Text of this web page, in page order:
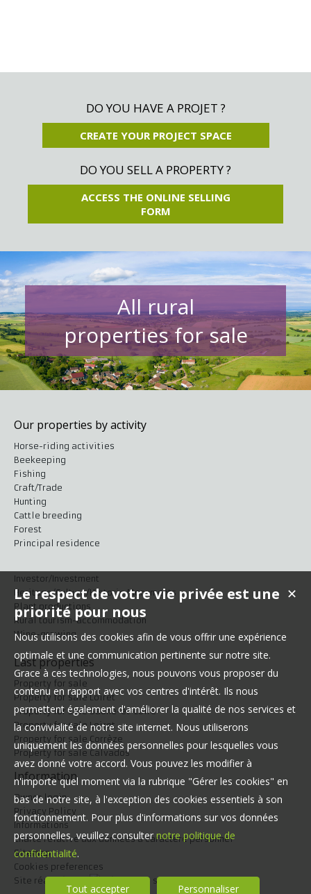
DO YOU HAVE A PROJET ?
CREATE YOUR PROJECT SPACE
DO YOU SELL A PROPERTY ?
ACCESS THE ONLINE SELLING
FORM
All rural
properties for sale
Our properties by activity
Horse-riding activities
Beekeeping
Fishing
Craft/Trade
Hunting
Cattle breeding
Forest
Principal residence
Investor/Investment
Heritage/Culture/Historic Monuments
Plant productions
Rural tourism-accommodation
Wine-growing
Last properties
Property for sale
Property for sale Loiret
Property for sale Saône-et-Loire
Property for sale Loiret
Property for sale Corrèze
Property for sale Calvados
Information
Owner login
Privacy Policy
Informations
Charte relative aux données à caractère personnel
Sitemap
Cookies preferences
Site réalisé par
✕
Le respect de votre vie privée est une
priorité pour nous
Nous utilisons des cookies afin de vous offrir une expérience
optimale et une communication pertinente sur notre site.
Grace à ces technologies, nous pouvons vous proposer du
contenu en rapport avec vos centres d'intérêt. Ils nous
permettent également d'améliorer la qualité de nos services et
la convivialité de notre site internet. Nous utiliserons
uniquement les données personnelles pour lesquelles vous
avez donné votre accord. Vous pouvez les modifier à
n'importe quel moment via la rubrique "Gérer les cookies" en
bas de notre site, à l'exception des cookies essentiels à son
fonctionnement. Pour plus d'informations sur vos données
personnelles, veuillez consulternotre politique de
confidentialité.
Tout accepter Personnaliser